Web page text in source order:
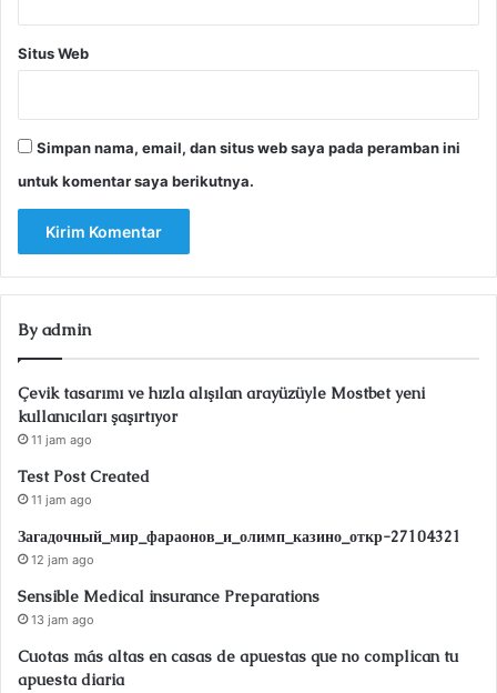
Situs Web
Simpan nama, email, dan situs web saya pada peramban ini
untuk komentar saya berikutnya.
By admin
Çevik tasarımı ve hızla alışılan arayüzüyle Mostbet yeni
kullanıcıları şaşırtıyor
11 jam ago
Test Post Created
11 jam ago
Загадочный_мир_фараонов_и_олимп_казино_откр-27104321
12 jam ago
Sensible Medical insurance Preparations
13 jam ago
Cuotas más altas en casas de apuestas que no complican tu
apuesta diaria